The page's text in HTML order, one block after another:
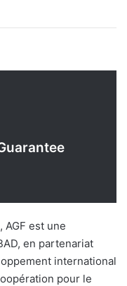
AGF est une
en partenariat
international
pour le